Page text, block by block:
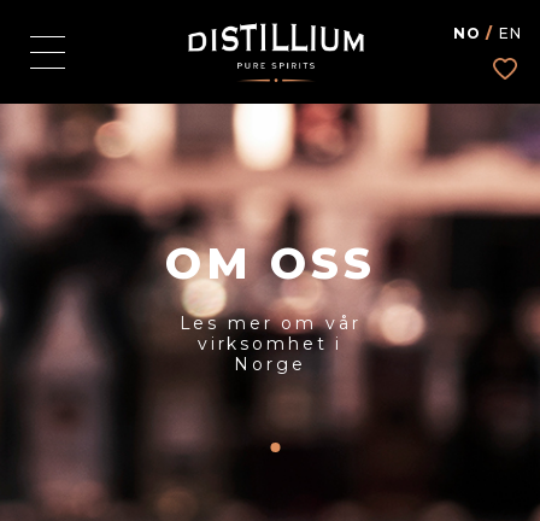
NO / EN
OM OSS
Les mer om vår
virksomhet i
Norge